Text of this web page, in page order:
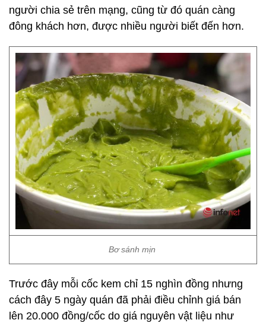
người chia sẻ trên mạng, cũng từ đó quán càng
đông khách hơn, được nhiều người biết đến hơn.
Bơ sánh mịn
Trước đây mỗi cốc kem chỉ 15 nghìn đồng nhưng
cách đây 5 ngày quán đã phải điều chỉnh giá bán
lên 20.000 đồng/cốc do giá nguyên vật liệu như